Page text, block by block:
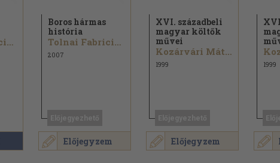
Tolnai Fabricius Bálint...
Előjegyzem
Boros hármas
história
Tolnai Fabricius Bálint...
2007
Előjegyzem
XVI. századbeli
magyar költők
művei
Kozárvári Mátyás...
1999 1999